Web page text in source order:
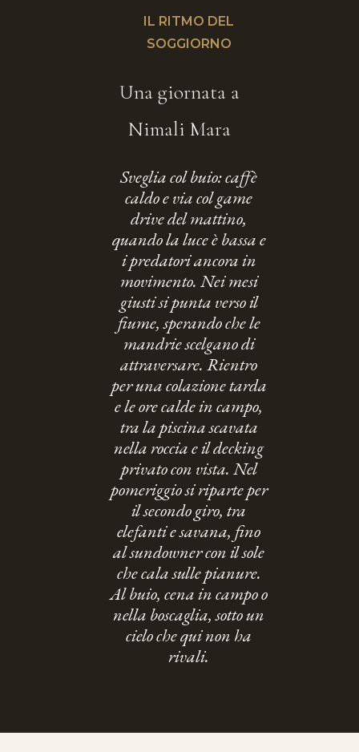
IL RITMO DEL
SOGGIORNO
Una giornata a
Nimali Mara
Sveglia col buio: caffè
caldo e via col game
drive del mattino,
quando la luce è bassa e
i predatori ancora in
movimento. Nei mesi
giusti si punta verso il
fiume, sperando che le
mandrie scelgano di
attraversare. Rientro
per una colazione tarda
e le ore calde in campo,
tra la piscina scavata
nella roccia e il decking
privato con vista. Nel
pomeriggio si riparte per
il secondo giro, tra
elefanti e savana, fino
al sundowner con il sole
che cala sulle pianure.
Al buio, cena in campo o
nella boscaglia, sotto un
cielo che qui non ha
rivali.